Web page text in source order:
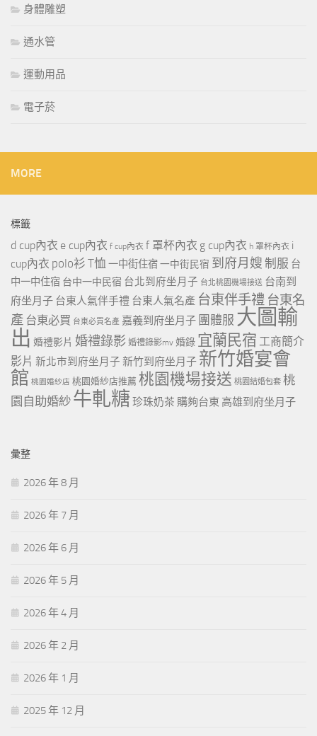
身體雕塑
通水管
運動用品
電子菸
MORE
標籤
d cup內衣 e cup內衣 f cup內衣 f 罩杯內衣 g cup內衣 h 罩杯內衣 i
cup內衣 polo衫 T恤 一中街住宿一中街民宿 到府月嫂 制服 台
中一中住宿 台中一中民宿 台北到府坐月子 台北桃園機場接送 台南到
府坐月子 台東人氣伴手禮 台東人氣名產 台東伴手禮 台東名
產 台東必買 台東必買名產 嘉義到府坐月子 團體服 大圖輸
出 婚禮影片 婚禮錄影 婚禮錄影mv 婚錄 宜蘭民宿 工商簡介
影片 新北市到府坐月子 新竹到府坐月子 新竹婚宴會
館 桃園婚紗店 桃園婚紗店推薦 桃園機場接送 桃園結婚包套 桃
園自助婚紗 牛軋糖 珍珠奶茶 購夠台東 高雄到府坐月子
彙整
2026 年 8 月
2026 年 7 月
2026 年 6 月
2026 年 5 月
2026 年 4 月
2026 年 2 月
2026 年 1 月
2025 年 12 月